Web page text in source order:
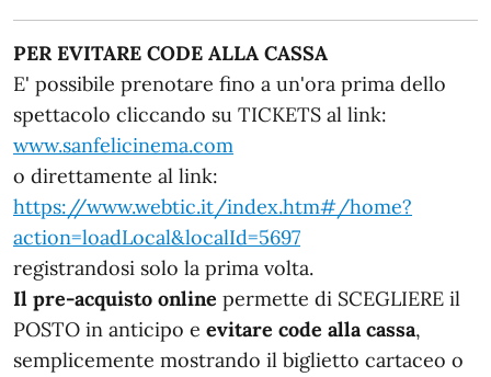
PER EVITARE CODE ALLA CASSA
E' possibile prenotare fino a un'ora prima dello
spettacolo cliccando su TICKETS al link:
www.sanfelicinema.com
o direttamente al link:
https://www.webtic.it/index.htm#/home?
action=loadLocal&localId=5697
registrandosi solo la prima volta.
Il pre-acquisto online permette di SCEGLIERE il
POSTO in anticipo e evitare code alla cassa,
semplicemente mostrando il biglietto cartaceo o